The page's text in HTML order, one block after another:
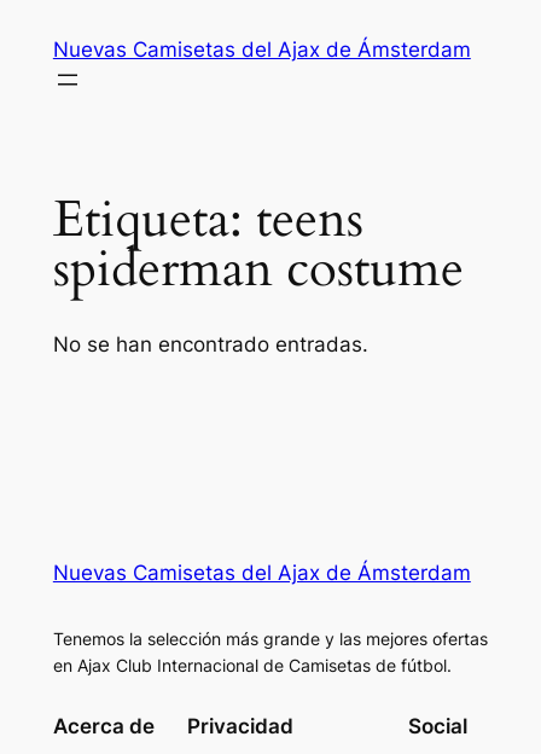
contenido
Nuevas Camisetas del Ajax de Ámsterdam
Etiqueta: teens
spiderman costume
No se han encontrado entradas.
Nuevas Camisetas del Ajax de Ámsterdam
Tenemos la selección más grande y las mejores ofertas
en Ajax Club Internacional de Camisetas de fútbol.
Acerca de Privacidad Social